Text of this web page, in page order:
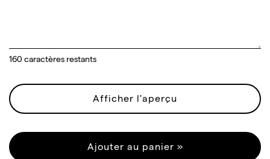
160 caractères restants
Afficher l'aperçu
Ajouter au panier »